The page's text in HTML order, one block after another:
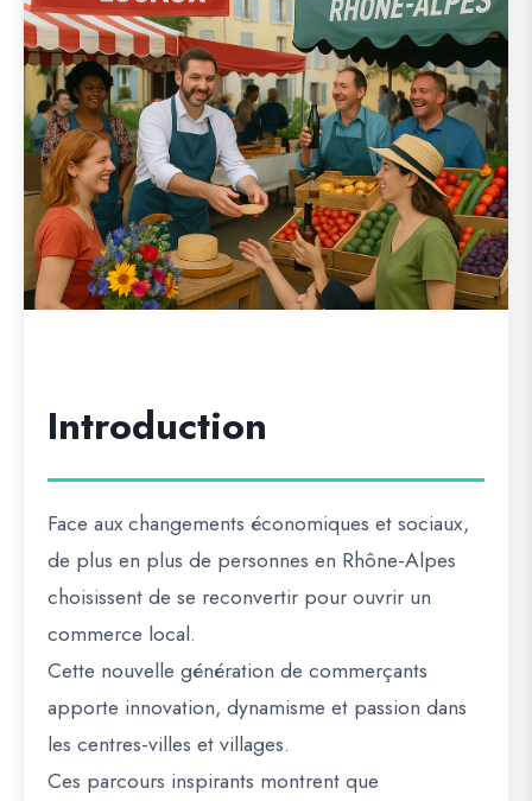
Introduction
Face auxchangements économiques et sociaux,
de plus en plus de personnes en Rhône-Alpes
choisissent de se reconvertir pour ouvrir un
commerce local.
Cette nouvelle génération de commerçants
apporte innovation, dynamisme et passion dans
les centres-villes et villages.
Ces parcours inspirants montrent que